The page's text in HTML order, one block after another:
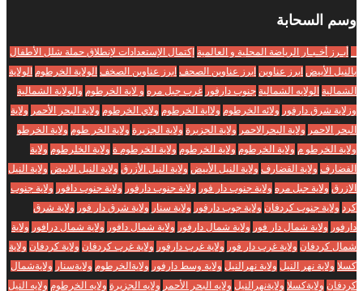
وسم السحابة
أبـرز أخـبـار الرياضة المحلية و العالمية إكتمال الإستعدادات لإنطلاق حملة شلل الأطفال
بالنيل الأبيض ابرز عناوين ابرز عناوين الصحف ابرز عناوين الصخف الولاية الخرطوم الولاية
الشمالية الولايه الشمالية جنوب دارفور غرب جبل مره و لاية الخرطوم والولاية الشمالية
وزلاية شرق دارفور ولائه الخرطوم ولااية الخرطوم ولاي الخرطوم ولاية البحر الأحمر ولاية
البحر الاحمر ولاية البحرالاحمر ولاية الجزبرة ولاية الجزيرة ولاية الخر طوم ولاية الخرطو
ولاية الخرطو م ولاية الخرطوم ولاية الخرطوم ولاية الخرطوم ة ولاية الخلرطوم ولاية
الفضارف ولاية القضارف ولاية النيل الأبيض ولاية النيل الأزرق ولاية النيل الابيض ولاية النيل
الازرق ولاية جبل مره ولاية جنوب دار فور ولاية جنوب دارفور ولاية جنوب دافور ولاية جنوب
كرد ولاية جنوب كردفان ولاية جوب دارفور ولاية سنار ولاية شرق دار فور ولاية شرق
دارفور ولاية شمال دار فور ولاية شمال دارفور ولاية شمال دافور ولاية شمال درافور ولاية
شمال كردفان ولاية غرب دار فور ولاية غرب دارفور ولاية غرب كردفان ولاية كردفان ولاية
كسلا ولاية نهر النيل ولاية نهرالنيل ولاية وسط دارفور ولايةالخرطوم ولايةسنار ولايةشمال
كردفان ولايةكسلا ولايةنهرالنيل ولايه البحر الأحمر ولايه الجزيرة ولايه الخرطوم ولايه النيل